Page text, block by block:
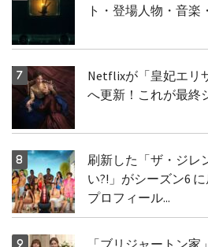
ト・登場人物・音
Netflixが「皇妃エリ
へ更新！これが最終
刷新した「ザ・ジレ
い?!」がシーズン6
プロフィール...
「ブリジャートン